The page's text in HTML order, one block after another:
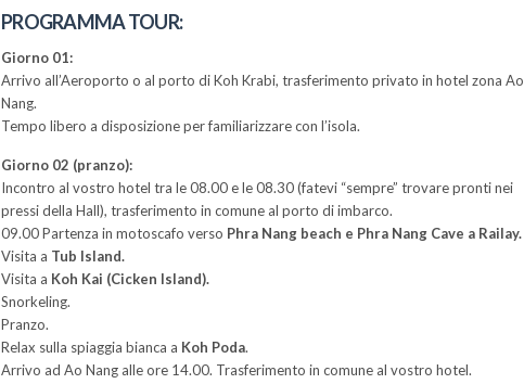
PROGRAMMA TOUR:
Giorno 01:
Arrivo all’Aeroporto o al porto di Koh Krabi, trasferimento privato in hotel zona Ao
Nang.
Tempo libero a disposizione per familiarizzare con l’isola.
Giorno 02 (pranzo):
Incontro al vostro hotel tra le 08.00 e le 08.30 (fatevi “sempre” trovare pronti nei
pressi della Hall), trasferimento in comune al porto di imbarco.
09.00 Partenza in motoscafo verso Phra Nang beach e Phra Nang Cave a Railay.
Visita a Tub Island.
Visita a Koh Kai (Cicken Island).
Snorkeling.
Pranzo.
Relax sulla spiaggia bianca a Koh Poda.
Arrivo ad Ao Nang alle ore 14.00. Trasferimento in comune al vostro hotel.